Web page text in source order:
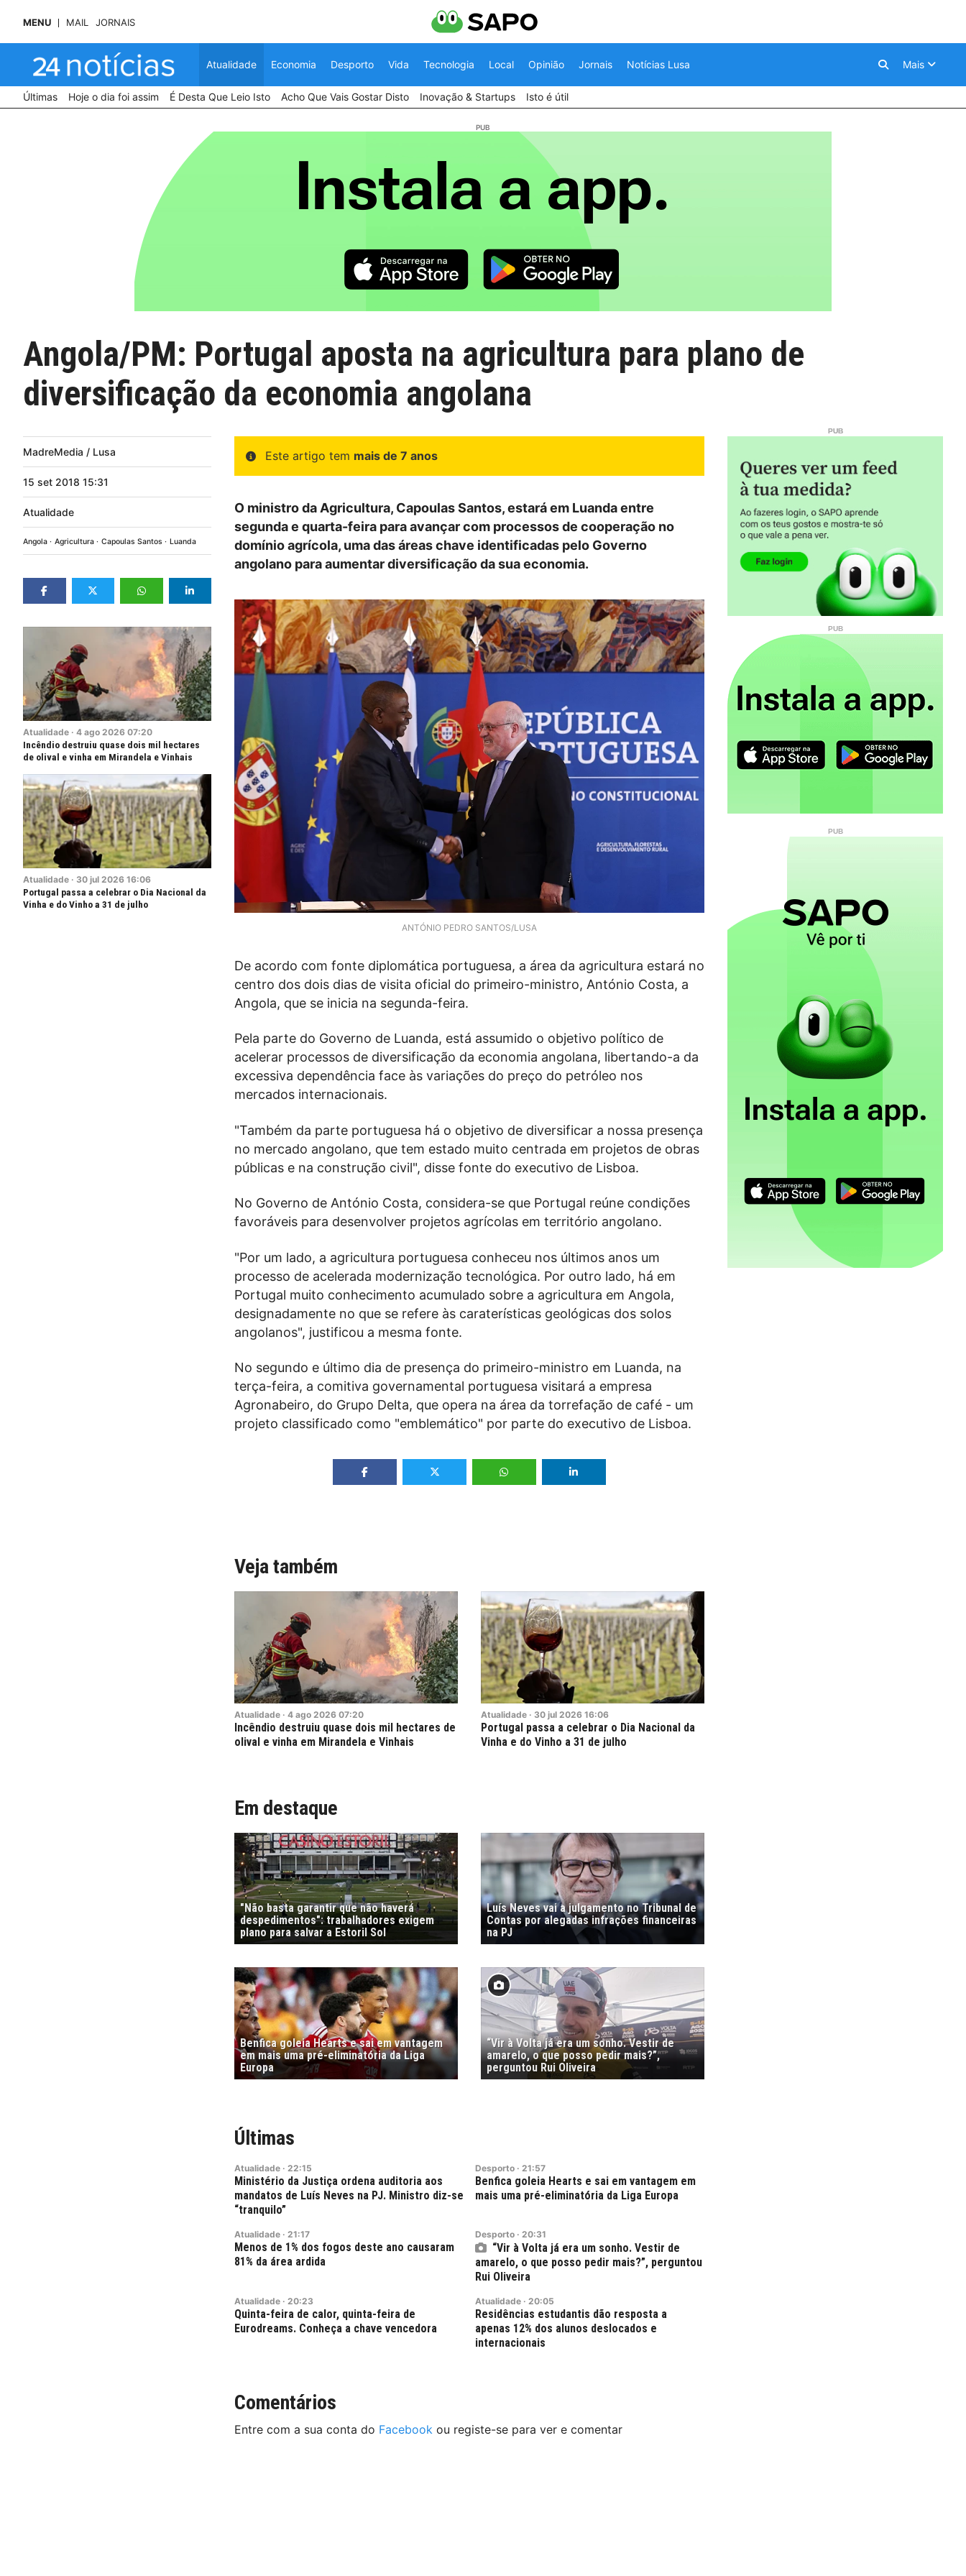
MENU MAIL JORNAIS
Atualidade Economia Desporto Vida Tecnologia Local Opinião Jornais Notícias Lusa Mais
Últimas Hoje o dia foi assim É Desta Que Leio Isto Acho Que Vais Gostar Disto Inovação & Startups Isto é útil
Angola/PM: Portugal aposta na agricultura para plano de
diversificação da economia angolana
MadreMedia / Lusa
15 set 2018 15:31
Atualidade
Angola Agricultura Capoulas Santos Luanda
Atualidade · 4 ago 2026 07:20
Incêndio destruiu quase dois mil hectares
de olival e vinha em Mirandela e Vinhais
Atualidade · 30 jul 2026 16:06
Portugal passa a celebrar o Dia Nacional da
Vinha e do Vinho a 31 de julho
Este artigo tem mais de 7 anos
O ministro da Agricultura, Capoulas Santos, estará em Luanda entre
segunda e quarta-feira para avançar com processos de cooperação no
domínio agrícola, uma das áreas chave identificadas pelo Governo
angolano para aumentar diversificação da sua economia.
ANTÓNIO PEDRO SANTOS/LUSA
De acordo com fonte diplomática portuguesa, a área da agricultura estará no
centro dos dois dias de visita oficial do primeiro-ministro, António Costa, a
Angola, que se inicia na segunda-feira.
Pela parte do Governo de Luanda, está assumido o objetivo político de
acelerar processos de diversificação da economia angolana, libertando-a da
excessiva dependência face às variações do preço do petróleo nos
mercados internacionais.
"Também da parte portuguesa há o objetivo de diversificar a nossa presença
no mercado angolano, que tem estado muito centrada em projetos de obras
públicas e na construção civil", disse fonte do executivo de Lisboa.
No Governo de António Costa, considera-se que Portugal reúne condições
favoráveis para desenvolver projetos agrícolas em território angolano.
"Por um lado, a agricultura portuguesa conheceu nos últimos anos um
processo de acelerada modernização tecnológica. Por outro lado, há em
Portugal muito conhecimento acumulado sobre a agricultura em Angola,
designadamente no que se refere às caraterísticas geológicas dos solos
angolanos", justificou a mesma fonte.
No segundo e último dia de presença do primeiro-ministro em Luanda, na
terça-feira, a comitiva governamental portuguesa visitará a empresa
Agronabeiro, do Grupo Delta, que opera na área da torrefação de café - um
projeto classificado como "emblemático" por parte do executivo de Lisboa.
Veja também
Atualidade · 4 ago 2026 07:20
Incêndio destruiu quase dois mil hectares de
olival e vinha em Mirandela e Vinhais
Atualidade · 30 jul 2026 16:06
Portugal passa a celebrar o Dia Nacional da
Vinha e do Vinho a 31 de julho
Em destaque
"Não basta garantir que não haverá
despedimentos": trabalhadores exigem
plano para salvar a Estoril Sol
Luís Neves vai a julgamento no Tribunal de
Contas por alegadas infrações financeiras
na PJ
Benfica goleia Hearts e sai em vantagem
em mais uma pré-eliminatória da Liga
Europa
“Vir à Volta já era um sonho. Vestir de
amarelo, o que posso pedir mais?”,
perguntou Rui Oliveira
Últimas
Atualidade · 22:15
Ministério da Justiça ordena auditoria aos
mandatos de Luís Neves na PJ. Ministro diz-se
“tranquilo”
Desporto · 21:57
Benfica goleia Hearts e sai em vantagem em
mais uma pré-eliminatória da Liga Europa
Atualidade · 21:17
Menos de 1% dos fogos deste ano causaram
81% da área ardida
Desporto · 20:31
“Vir à Volta já era um sonho. Vestir de
amarelo, o que posso pedir mais?”, perguntou
Rui Oliveira
Atualidade · 20:23
Quinta-feira de calor, quinta-feira de
Eurodreams. Conheça a chave vencedora
Atualidade · 20:05
Residências estudantis dão resposta a
apenas 12% dos alunos deslocados e
internacionais
Comentários
Entre com a sua conta do Facebook ou registe-se para ver e comentar